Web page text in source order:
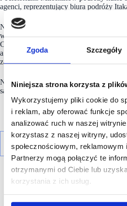
Zgoda Szczegóły
Niniejsza strona korzysta z
Wykorzystujemy pliki cookie do
i reklam, aby oferować funkcje
analizować ruch w naszej
korzystasz z naszej witryny,
społecznościowym, reklamowym
Partnerzy mogą połączyć te
otrzymanymi od Ciebie lub
korzystania z ich usług.
agenci, reprezentujący biura podróży
Nowe centrum zakupów i rozrywki to
w Zawierciu z czterosalowym
Cinema, oferującym najnowsze
a także klubem fitnesowym One Gym.
zakupów zrealizuje market spożywczy
Na miejscuobiektuczeka parking
samochodów.